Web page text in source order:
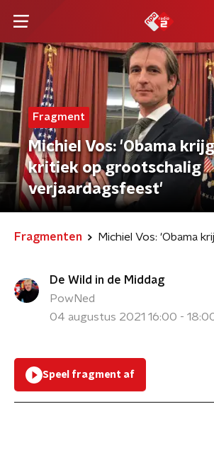
Fragment
Michiel Vos: 'Obama
kritiek op grootschalig
verjaardagsfeest'
Fragmenten
De Wild in de Middag
PowNed
04 augustus 2021 16:00 -
Speel fragment af